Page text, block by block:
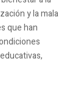
y la mala
que han